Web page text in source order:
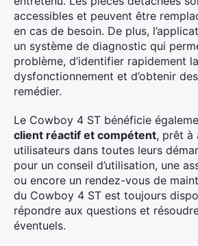
accessibles et peuvent être
en cas de besoin. De plus,
un système de diagnostic qui
problème, d’identifier rapidement
dysfonctionnement et d’obtenir
remédier.
Le Cowboy 4 ST bénéficie
client réactif et compétent, prêt à
utilisateurs dans toutes leurs
pour un conseil d’utilisation, une
ou encore un rendez-vous de
du Cowboy 4 ST est toujours
répondre aux questions et
éventuels.